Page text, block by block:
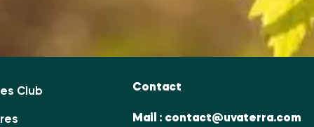
Club Contact
Mail : contact@uvaterra.com